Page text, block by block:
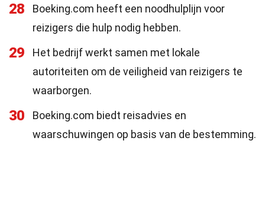
28
Boeking.com heeft een noodhulplijn voor
reizigers die hulp nodig hebben.
29
Het bedrijf werkt samen met lokale
autoriteiten om de veiligheid van reizigers te
waarborgen.
30
Boeking.com biedt reisadvies en
waarschuwingen op basis van de bestemming.